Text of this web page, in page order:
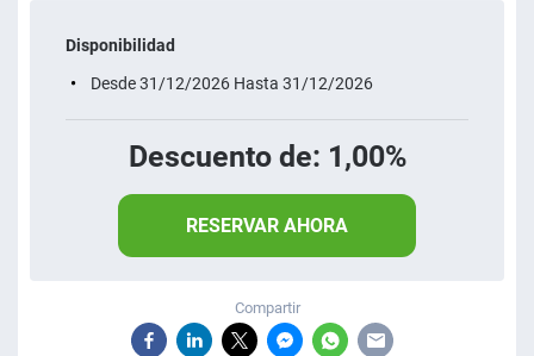
Disponibilidad
Desde 31/12/2026 Hasta 31/12/2026
Descuento de: 1,00%
RESERVAR AHORA
Compartir